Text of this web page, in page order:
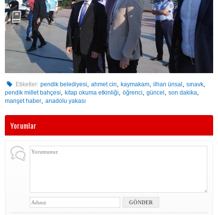
Etiketler: pendik belediyesi,ahmet cin,kaymakam,ilhan ünsal ,sınavk,
pendik millet bahçesi, kitap okuma etkinliği, öğrenci, güncel , son dakika,
manşet haber, anadolu yakası
Yorumlar